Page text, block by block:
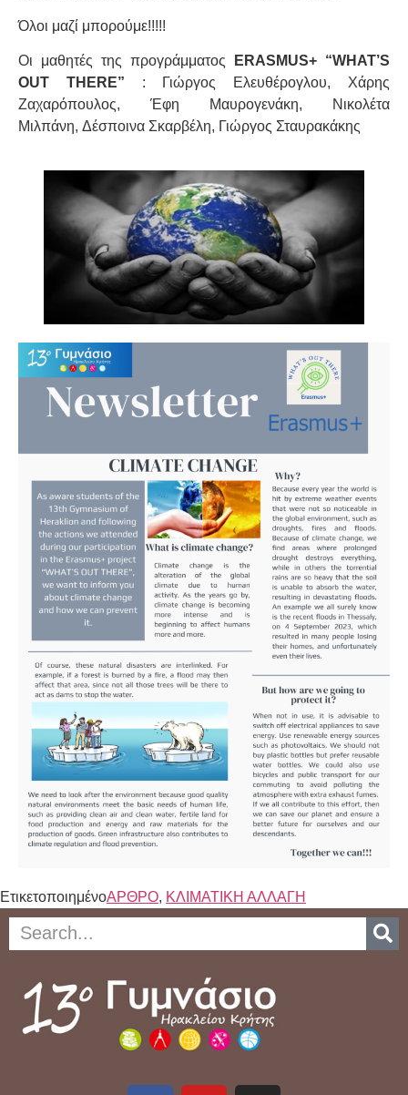
Όλοι μαζί μπορούμε!!!!!
Οι μαθητές της προγράμματος
ERASMUS+ “WHAT’S
OUT THERE” : Γιώργος Ελευθέρογλου, Χάρης
Ζαχαρόπουλος, Έφη Μαυρογενάκη, Νικολέτα
Μιλπάνη, Δέσποινα Σκαρβέλη, Γιώργος Σταυρακάκης
ΕτικετοποιημένοΑΡΘΡΟ, ΚΛΙΜΑΤΙΚΗ ΑΛΛΑΓΗ